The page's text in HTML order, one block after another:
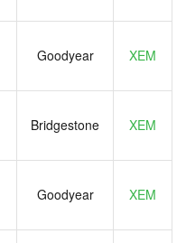
Goodyear XEM
Bridgestone XEM
Goodyear XEM